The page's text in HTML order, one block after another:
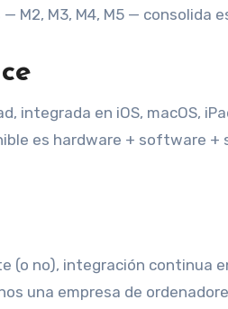
M2, M3, M4, M5 — consolida
en iOS, macOS,
es hardware + software +
(o no), integración continua
una empresa de